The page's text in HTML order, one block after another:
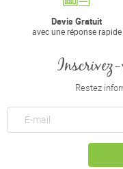
Devis Gratuit
avec une réponse rapide
Restez